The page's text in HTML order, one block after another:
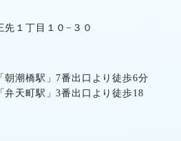
先１丁目１０−３０
朝潮橋駅」7番出口より徒歩6分
弁天町駅」3番出口より徒歩18